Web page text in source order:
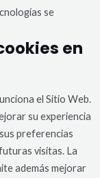
se
en
el Sitio Web.
su experiencia
preferencias
visitas. La
además mejorar